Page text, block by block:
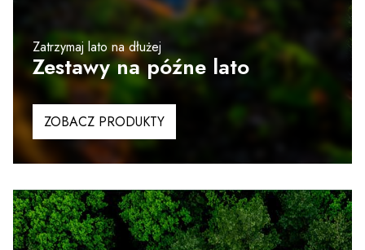
Zatrzymaj lato na dłużej
Zestawy na późne lato
ZOBACZ PRODUKTY